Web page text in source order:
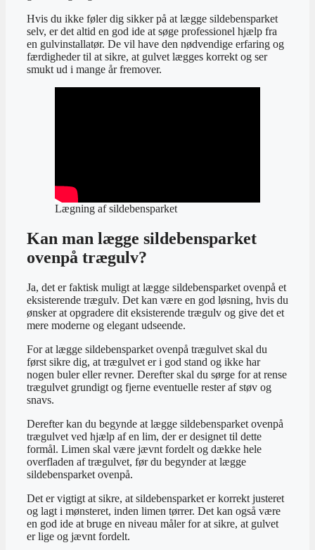
Hvis du ikke føler dig sikker på at lægge sildebensparket
selv, er det altid en god ide at søge professionel hjælp fra
en gulvinstallatør. De vil have den nødvendige erfaring og
færdigheder til at sikre, at gulvet lægges korrekt og ser
smukt ud i mange år fremover.
Lægning af sildebensparket
Kan man lægge sildebensparket
ovenpå trægulv?
Ja, det er faktisk muligt at lægge sildebensparket ovenpå et
eksisterende trægulv. Det kan være en god løsning, hvis du
ønsker at opgradere dit eksisterende trægulv og give det et
mere moderne og elegant udseende.
For at lægge sildebensparket ovenpå trægulvet skal du
først sikre dig, at trægulvet er i god stand og ikke har
nogen buler eller revner. Derefter skal du sørge for at rense
trægulvet grundigt og fjerne eventuelle rester af støv og
snavs.
Derefter kan du begynde at lægge sildebensparket ovenpå
trægulvet ved hjælp af en lim, der er designet til dette
formål. Limen skal være jævnt fordelt og dække hele
overfladen af trægulvet, før du begynder at lægge
sildebensparket ovenpå.
Det er vigtigt at sikre, at sildebensparket er korrekt justeret
og lagt i mønsteret, inden limen tørrer. Det kan også være
en god ide at bruge en niveau måler for at sikre, at gulvet
er lige og jævnt fordelt.